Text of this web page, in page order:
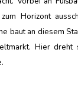
Horizont
baut an diesem
Hier dreht